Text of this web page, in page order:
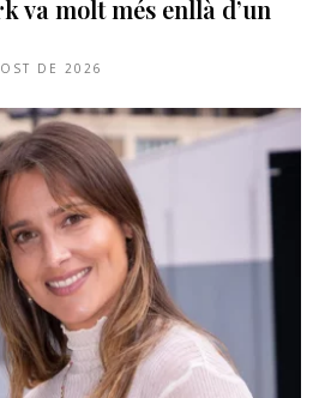
va molt més enllà d’un
DE 2026